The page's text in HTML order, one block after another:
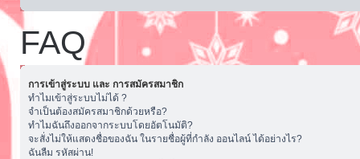
FAQ
การเข้าสู่ระบบ และ การสมัครสมาชิก
ทำไมเข้าสู่ระบบไม่ได้ ?
จำเป็นต้องสมัครสมาชิกด้วยหรือ?
ทำไมฉันถึงออกจากระบบโดยอัตโนมัติ?
จะสั่งไม่ให้แสดงชื่อของฉัน ในรายชื่อผู้ที่กำลัง ออนไลน์ ได้อย่างไร?
ฉันลืม รหัสผ่าน!